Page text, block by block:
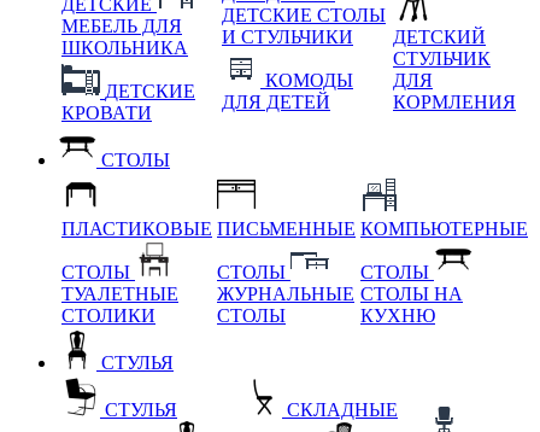
ДЕТСКИЕ
МЕБЕЛЬ ДЛЯ
ШКОЛЬНИКА
ДЕТСКИЕ
КРОВАТИ
ДЕТСКИЕ СТОЛЫ
И СТУЛЬЧИКИ
КОМОДЫ
ДЛЯ ДЕТЕЙ
ДЕТСКИЙ
СТУЛЬЧИК
ДЛЯ
КОРМЛЕНИЯ
СТОЛЫ
ПЛАСТИКОВЫЕ
СТОЛЫ
ТУАЛЕТНЫЕ
СТОЛИКИ
ПИСЬМЕННЫЕ
СТОЛЫ
ЖУРНАЛЬНЫЕ
СТОЛЫ
КОМПЬЮТЕРНЫЕ
СТОЛЫ
СТОЛЫ НА
КУХНЮ
СТУЛЬЯ
СТУЛЬЯ СКЛАДНЫЕ